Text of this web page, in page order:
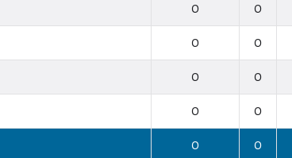
0 0
0 0
0 0
0 0
0 0